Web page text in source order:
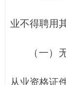
业不得聘用
（一）无
从业资格证